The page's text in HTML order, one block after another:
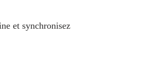
et synchronisez